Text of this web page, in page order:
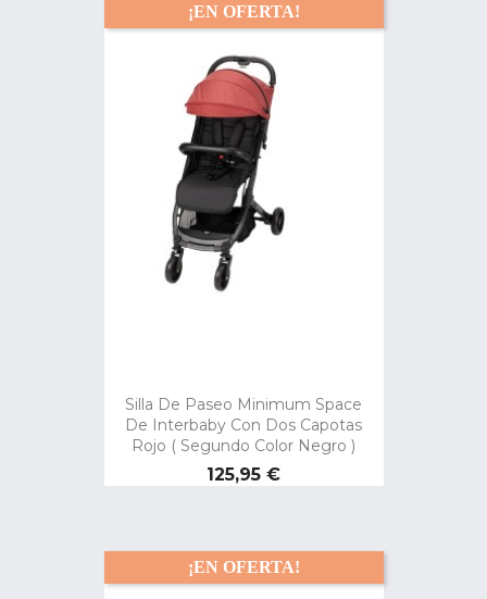
Silla De Paseo Minimum Space
De Interbaby Con Dos Capotas
Rojo ( Segundo Color Negro )
Precio
125,95 €
¡EN OFERTA!
¡EN OFERTA!